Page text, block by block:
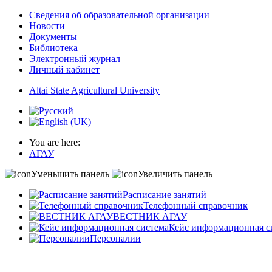
Сведения об образовательной организации
Новости
Документы
Библиотека
Электронный журнал
Личный кабинет
Altai State Agricultural University
You are here:
АГАУ
Уменьшить панель
Увеличить панель
Расписание занятий
Телефонный справочник
ВЕСТНИК АГАУ
Кейс информационная
Персоналии